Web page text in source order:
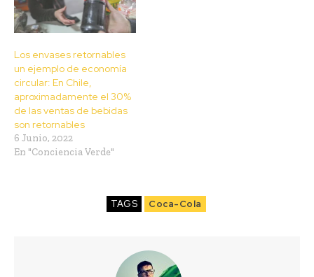
Los envases retornables
un ejemplo de economía
circular: En Chile,
aproximadamente el 30%
de las ventas de bebidas
son retornables
6 Junio, 2022
En "Conciencia Verde"
TAGS Coca-Cola